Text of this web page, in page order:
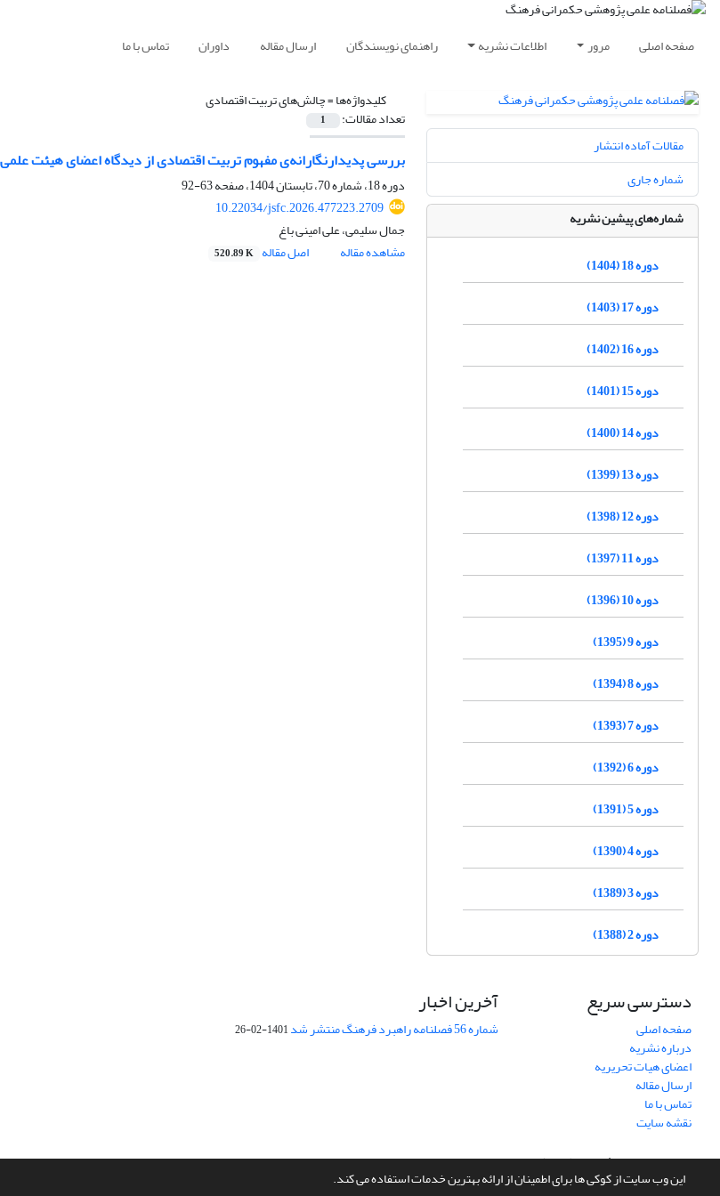
این وب سایت از کوکی ها برای اطمینان از ارائه بهترین خدمات استفاده می کند.
صفحه اصلی مرور اطلاعات نشریه راهنمای نویسندگان ارسال مقاله داوران تماس با ما
کلیدواژه‌ها =چالش‌های تربیت اقتصادی
تعداد مقالات: 1
بررسی پدیدارنگارانه‌ی مفهوم تربیت اقتصادی از دیدگاه اعضای هیئت
دوره 18، شماره 70، تابستان 1404، صفحه
63-92
10.22034/jsfc.2026.477223.2709
جمال سلیمی، علی امینی باغ
مشاهده مقاله
اصل مقاله 520.89 K
مقالات آماده انتشار
شماره جاری
شماره‌های پیشین نشریه
دوره 18 (1404)
دوره 17 (1403)
دوره 16 (1402)
دوره 15 (1401)
دوره 14 (1400)
دوره 13 (1399)
دوره 12 (1398)
دوره 11 (1397)
دوره 10 (1396)
دوره 9 (1395)
دوره 8 (1394)
دوره 7 (1393)
دوره 6 (1392)
دوره 5 (1391)
دوره 4 (1390)
دوره 3 (1389)
دوره 2 (1388)
دسترسی سریع
صفحه اصلی
درباره نشریه
اعضای هیات تحریریه
ارسال مقاله
تماس با ما
نقشه سایت
آخرین اخبار
شماره 56 فصلنامه راهبرد فرهنگ منتشر شد 1401-02-26
سامانه مدیریت نشریات علمی.طراحی و پیاده سازی ازسیناوب